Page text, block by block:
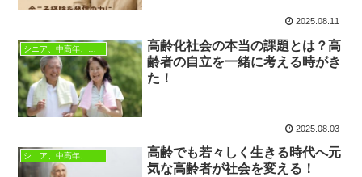
2025.08.11
高齢化社会の本当の課題とは？高
齢者の自立を一緒に考える時がき
た！
2025.08.03
シニア、中高年、生き方
高齢でも若々しく生きる時代へ元
気な高齢者が社会を変える！